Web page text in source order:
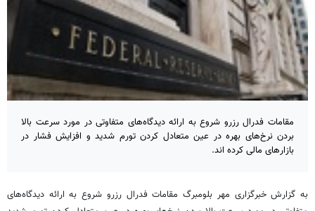
مقامات فدرال رزرو شروع به ارائه دیدگاه‌های متفاوتی در مورد سرعت بالا
بردن نرخ‌های بهره در عین متعادل کردن تورم شدید و افزایش فشار در
بازارهای مالی کرده اند.
به گزارش خبرگزاری مهر بلومبرگ مقامات فدرال رزرو شروع به ارائه دیدگاه‌های